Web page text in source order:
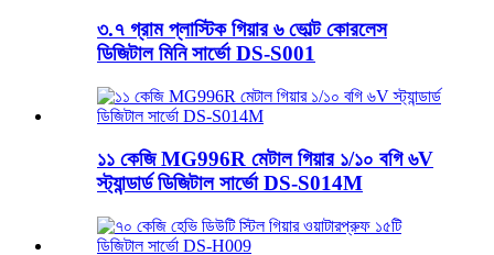
৩.৭ গ্রাম প্লাস্টিক গিয়ার ৬ ভোল্ট কোরলেস
ডিজিটাল মিনি সার্ভো DS-S001
১১ কেজি MG996R মেটাল গিয়ার ১/১০ বগি ৬V
স্ট্যান্ডার্ড ডিজিটাল সার্ভো DS-S014M